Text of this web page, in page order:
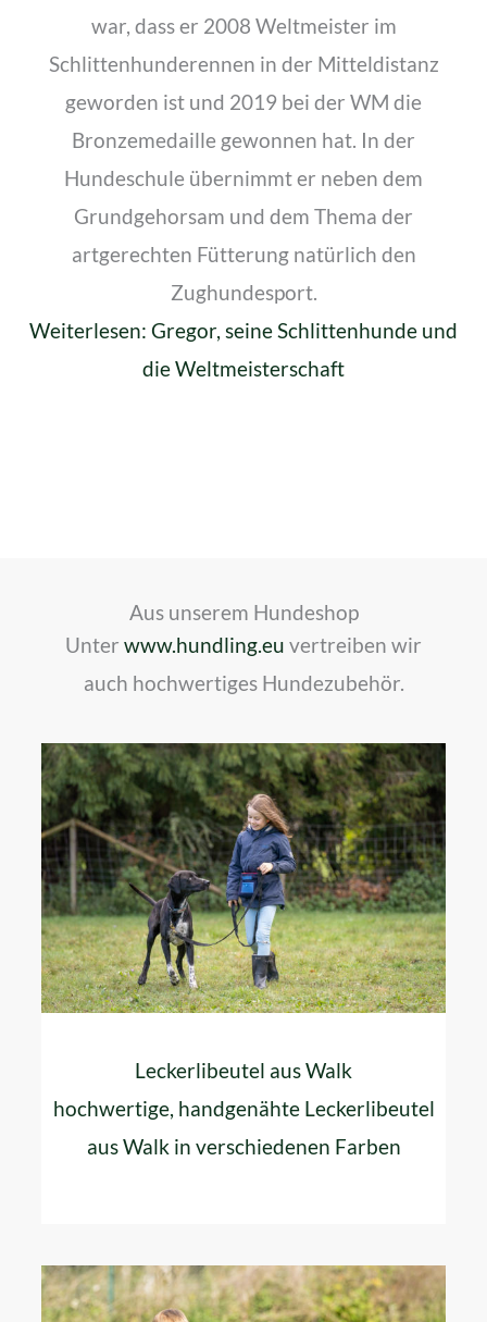
war, dass er 2008 Weltmeister im
Schlittenhunderennen in der Mitteldistanz
geworden ist und 2019 bei der WM die
Bronzemedaille gewonnen hat. In der
Hundeschule übernimmt er neben dem
Grundgehorsam und dem Thema der
artgerechten Fütterung natürlich den
Zughundesport.
Weiterlesen: Gregor, seine Schlittenhunde und
die Weltmeisterschaft
Aus unserem Hundeshop
Unter www.hundling.eu vertreiben wir
auch hochwertiges Hundezubehör.
Leckerlibeutel aus Walk
hochwertige, handgenähte Leckerlibeutel
aus Walk in verschiedenen Farben